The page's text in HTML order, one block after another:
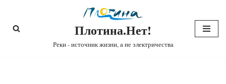
Перейти
Плотина.Нет!
Реки - источник жизни, а не электричества